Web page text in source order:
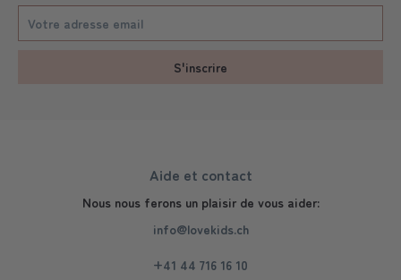
S'inscrire
Aide et contact
Nous nous ferons un plaisir de vous aider:
info@lovekids.ch
+41 44 716 16 10